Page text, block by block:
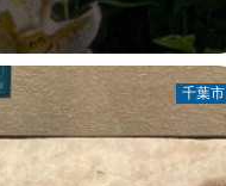
千葉市